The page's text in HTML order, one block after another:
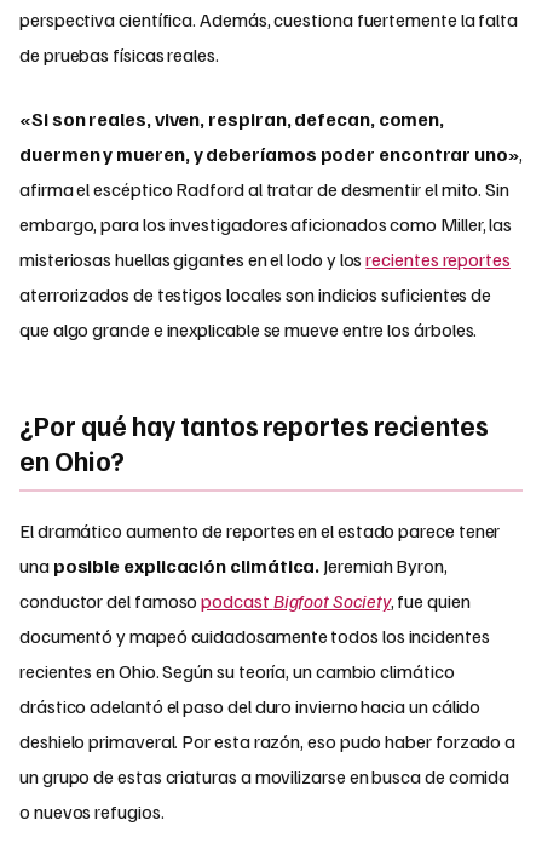
perspectiva científica. Además, cuestiona fuertemente la falta
de pruebas físicas reales.
«Si son reales, viven, respiran, defecan, comen,
duermen y mueren, y deberíamos poder encontrar uno»,
afirma el escéptico Radford al tratar de desmentir el mito. Sin
embargo, para los investigadores aficionados como Miller, las
misteriosas huellas gigantes en el lodo y losrecientes reportes
aterrorizados de testigos locales son indicios suficientes de
que algo grande e inexplicable se mueve entre los árboles.
¿Por qué hay tantos reportes recientes
en Ohio?
El dramático aumento de reportes en el estado parece tener
unaposible explicación climática. Jeremiah Byron,
conductor del famosopodcast Bigfoot Society, fue quien
documentó y mapeó cuidadosamente todos los incidentes
recientes en Ohio. Según su teoría, un cambio climático
drástico adelantó el paso del duro invierno hacia un cálido
deshielo primaveral. Por esta razón, eso pudo haber forzado a
un grupo de estas criaturas a movilizarse en busca de comida
o nuevos refugios.